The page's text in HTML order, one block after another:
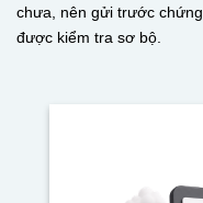
chưa, nên gửi trước
được kiểm tra sơ bộ.